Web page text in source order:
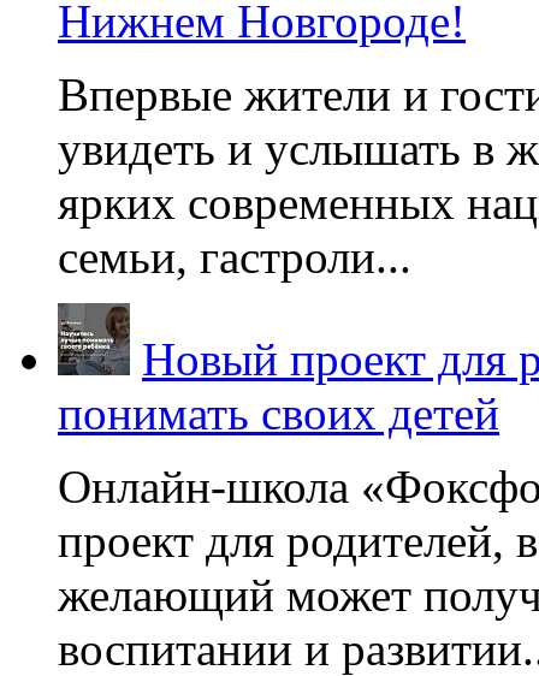
Нижнем Новгороде!
Впервые жители и
увидеть и услышать в
ярких современных
семьи, гастроли...
Новый проект для
понимать своих детей
Онлайн-школа
проект для родителей,
желающий может
воспитании и